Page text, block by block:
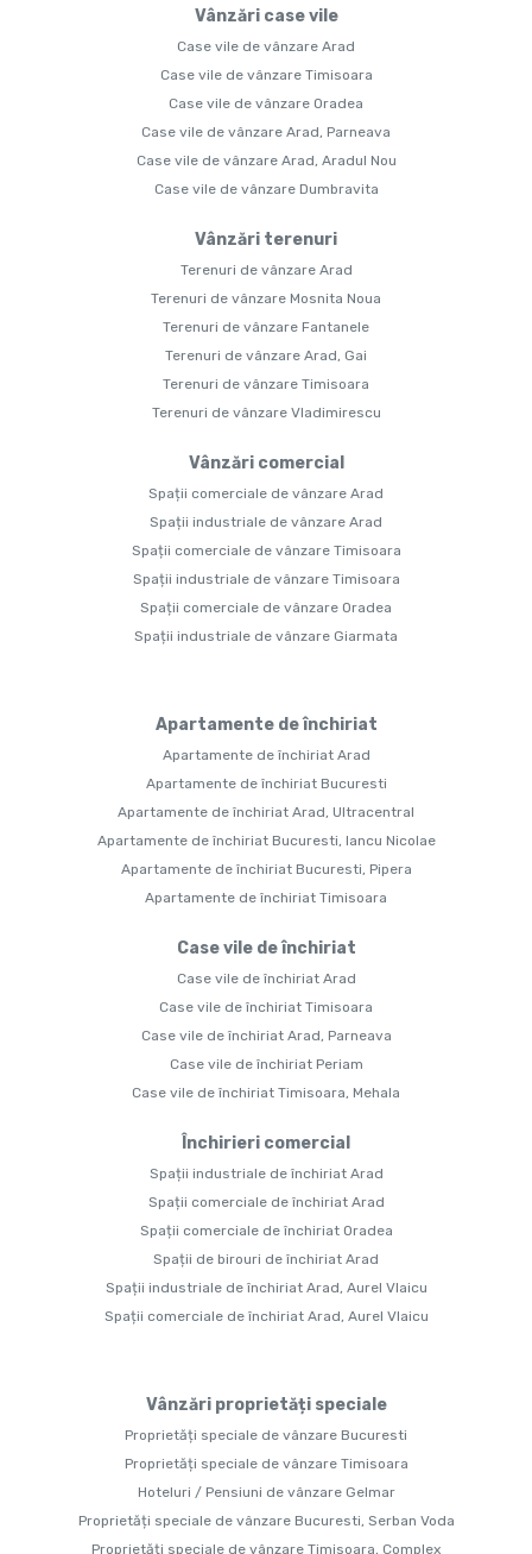
Vânzări case vile
Case vile de vânzare Arad
Case vile de vânzare Timisoara
Case vile de vânzare Oradea
Case vile de vânzare Arad, Parneava
Case vile de vânzare Arad, Aradul Nou
Case vile de vânzare Dumbravita
Vânzări terenuri
Terenuri de vânzare Arad
Terenuri de vânzare Mosnita Noua
Terenuri de vânzare Fantanele
Terenuri de vânzare Arad, Gai
Terenuri de vânzare Timisoara
Terenuri de vânzare Vladimirescu
Vânzări comercial
Spații comerciale de vânzare Arad
Spații industriale de vânzare Arad
Spații comerciale de vânzare Timisoara
Spații industriale de vânzare Timisoara
Spații comerciale de vânzare Oradea
Spații industriale de vânzare Giarmata
Apartamente de închiriat
Apartamente de închiriat Arad
Apartamente de închiriat Bucuresti
Apartamente de închiriat Arad, Ultracentral
Apartamente de închiriat Bucuresti, Iancu Nicolae
Apartamente de închiriat Bucuresti, Pipera
Apartamente de închiriat Timisoara
Case vile de închiriat
Case vile de închiriat Arad
Case vile de închiriat Timisoara
Case vile de închiriat Arad, Parneava
Case vile de închiriat Periam
Case vile de închiriat Timisoara, Mehala
Închirieri comercial
Spații industriale de închiriat Arad
Spații comerciale de închiriat Arad
Spații comerciale de închiriat Oradea
Spații de birouri de închiriat Arad
Spații industriale de închiriat Arad, Aurel Vlaicu
Spații comerciale de închiriat Arad, Aurel Vlaicu
Vânzări proprietăți speciale
Proprietăți speciale de vânzare Bucuresti
Proprietăți speciale de vânzare Timisoara
Hoteluri / Pensiuni de vânzare Gelmar
Proprietăți speciale de vânzare Bucuresti, Serban Voda
Proprietăți speciale de vânzare Timisoara, Complex